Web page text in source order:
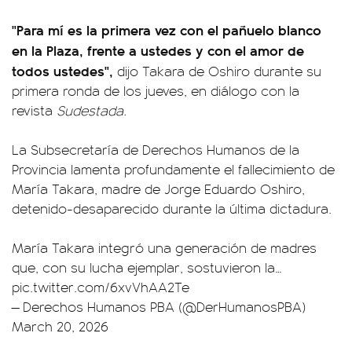
"Para mí es la primera vez con el pañuelo blanco
en la Plaza, frente a ustedes y con el amor de
todos ustedes", dijo Takara de Oshiro durante su
primera ronda de los jueves, en diálogo con la
revista Sudestada.
La Subsecretaría de Derechos Humanos de la
Provincia lamenta profundamente el fallecimiento de
María Takara, madre de Jorge Eduardo Oshiro,
detenido-desaparecido durante la última dictadura.
María Takara integró una generación de madres
que, con su lucha ejemplar, sostuvieron la…
pic.twitter.com/6xvVhAA2Te
— Derechos Humanos PBA (@DerHumanosPBA)
March 20, 2026